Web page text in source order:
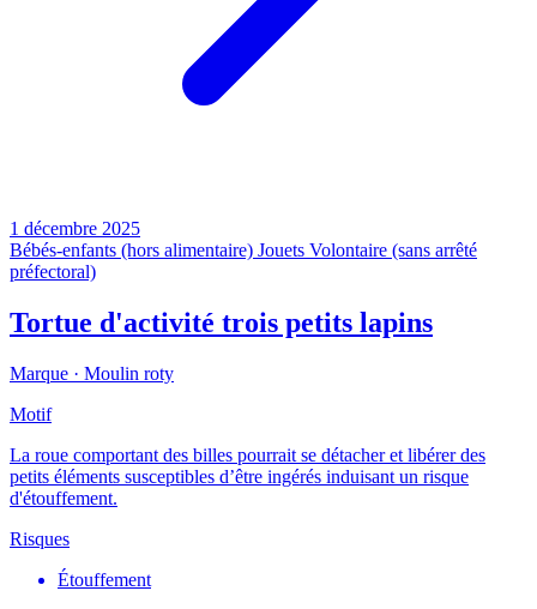
1 décembre 2025
Bébés-enfants (hors alimentaire) Jouets Volontaire (sans arrêté
préfectoral)
Tortue d'activité trois petits lapins
Marque · Moulin roty
Motif
La roue comportant des billes pourrait se détacher et libérer des
petits éléments susceptibles d’être ingérés induisant un risque
d'étouffement.
Risques
Étouffement